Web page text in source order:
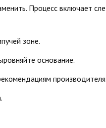
Процесс включает
зоне.
основание.
производителя.